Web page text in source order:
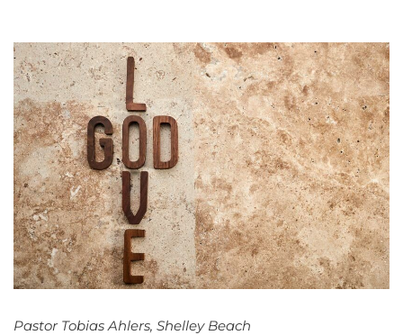
Pastor Tobias Ahlers, Shelley Beach